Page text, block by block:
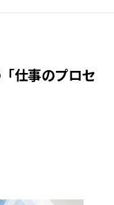
仕事のプロセ